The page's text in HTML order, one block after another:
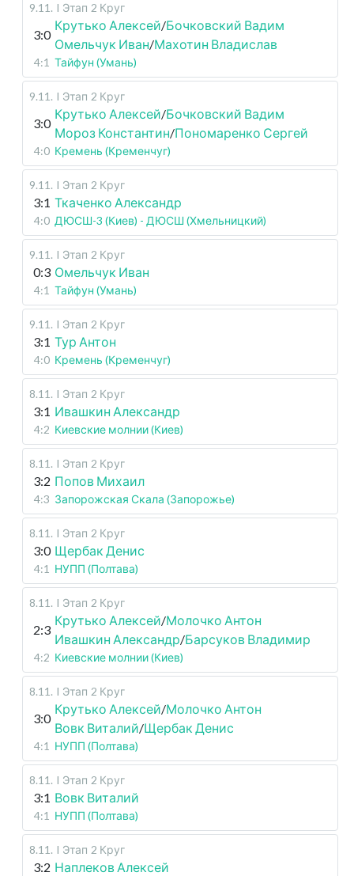
9.11 . I Этап 2 Круг
3:0
Крутько Алексей/Бочковский Вадим
Омельчук Иван/Махотин Владислав
4:1 Тайфун (Умань)
9.11 . I Этап 2 Круг
3:0
Крутько Алексей/Бочковский Вадим
Мороз Константин/Пономаренко Сергей
4:0 Кремень (Кременчуг)
9.11 . I Этап 2 Круг
3:1 Ткаченко Александр
4:0 ДЮСШ-3 (Киев) - ДЮСШ (Хмельницкий)
9.11 . I Этап 2 Круг
0:3 Омельчук Иван
4:1 Тайфун (Умань)
9.11 . I Этап 2 Круг
3:1 Тур Антон
4:0 Кремень (Кременчуг)
8.11 . I Этап 2 Круг
3:1 Ивашкин Александр
4:2 Киевские молнии (Киев)
8.11 . I Этап 2 Круг
3:2 Попов Михаил
4:3 Запорожская Скала (Запорожье)
8.11 . I Этап 2 Круг
3:0 Щербак Денис
4:1 НУПП (Полтава)
8.11 . I Этап 2 Круг
2:3
Крутько Алексей/Молочко Антон
Ивашкин Александр/Барсуков Владимир
4:2 Киевские молнии (Киев)
8.11 . I Этап 2 Круг
3:0
Крутько Алексей/Молочко Антон
Вовк Виталий/Щербак Денис
4:1 НУПП (Полтава)
8.11 . I Этап 2 Круг
3:1 Вовк Виталий
4:1 НУПП (Полтава)
8.11 . I Этап 2 Круг
3:2 Наплеков Алексей